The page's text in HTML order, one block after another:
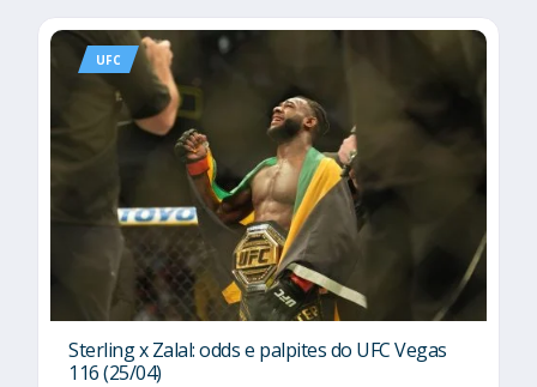
UFC
Sterling x Zalal: odds e palpites do UFC Vegas
116 (25/04)